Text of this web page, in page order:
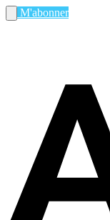
M'abonner